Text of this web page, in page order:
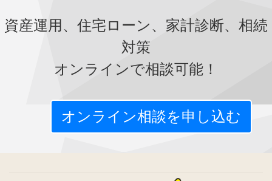
資産運用、住宅ローン、家計診断、相続
対策
オンラインで相談可能！
オンライン相談を申し込む